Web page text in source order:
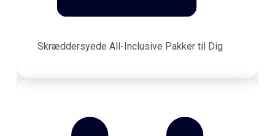
Skræddersyede All-Inclusive Pakker til Dig